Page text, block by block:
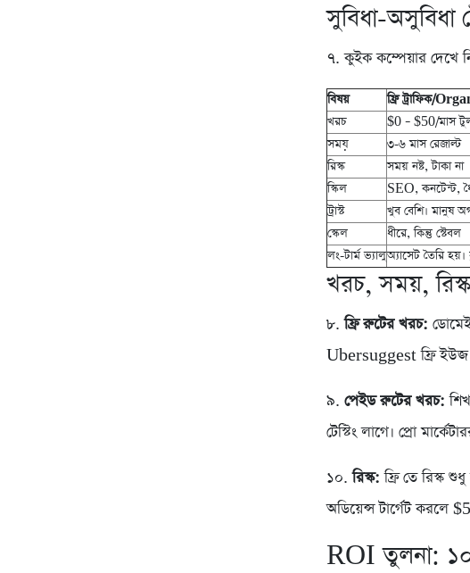
সুবিধা-অসুবিধা
৭. কুইক কম্পেয়ার দেখে
বিষয় ফ্রি ট্রাফিক/
খরচ
$0 – $50/মাস
সময়
৩-৬ মাস রেজাল্ট
রিস্ক
সময় নষ্ট, টাকা না
স্কিল
SEO, কনটেন্ট,
ট্রাস্ট
খুব বেশি। মানুষ
স্কেল
ধীরে, কিন্তু স্টেবল
লং-টার্ম ভ্যালুঅ্যাসেট তৈরি
খরচ, সময়,
৮.ফ্রি রুটের খরচ:
Ubersuggest ফ্রি ইউজ
৯.পেইড রুটের খরচ:
টেস্টিং লাগে। প্রো
১০.রিস্ক: ফ্রি তে রিস্ক
অডিয়েন্স টার্গেট করলে
ROI তুলনা: ১০